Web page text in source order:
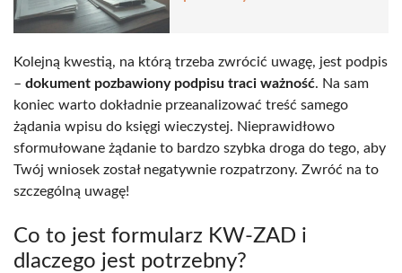
Kolejną kwestią, na którą trzeba zwrócić uwagę, jest podpis
– dokument pozbawiony podpisu traci ważność. Na sam
koniec warto dokładnie przeanalizować treść samego
żądania wpisu do księgi wieczystej. Nieprawidłowo
sformułowane żądanie to bardzo szybka droga do tego, aby
Twój wniosek został negatywnie rozpatrzony. Zwróć na to
szczególną uwagę!
Co to jest formularz KW-ZAD i
dlaczego jest potrzebny?